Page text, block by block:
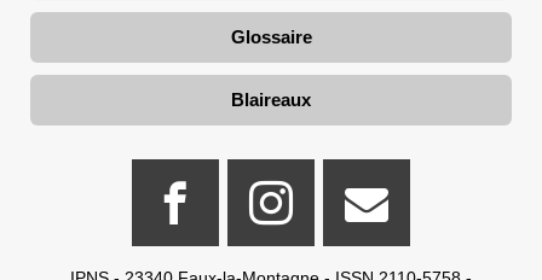
Glossaire
Blaireaux